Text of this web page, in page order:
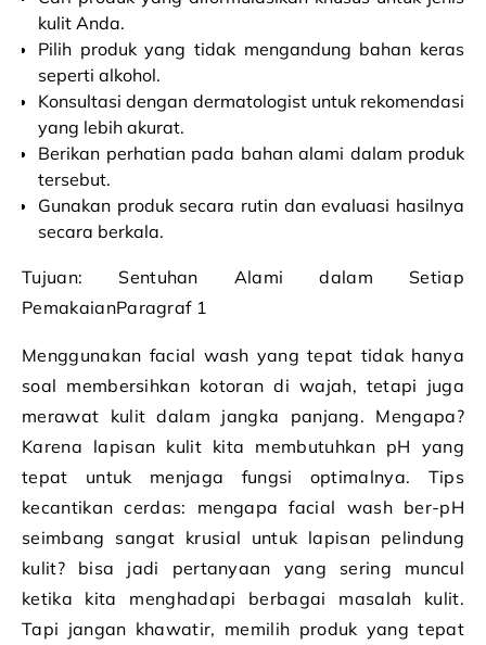
kulit Anda.
Pilih produk yang tidak mengandung bahan keras
seperti alkohol.
Konsultasi dengan dermatologist untuk rekomendasi
yang lebih akurat.
Berikan perhatian pada bahan alami dalam produk
tersebut.
Gunakan produk secara rutin dan evaluasi hasilnya
secara berkala.
Tujuan: Sentuhan Alami dalam Setiap
PemakaianParagraf 1
Menggunakan facial wash yang tepat tidak hanya
soal membersihkan kotoran di wajah, tetapi juga
merawat kulit dalam jangka panjang. Mengapa?
Karena lapisan kulit kita membutuhkan pH yang
tepat untuk menjaga fungsi optimalnya. Tips
kecantikan cerdas: mengapa facial wash ber-pH
seimbang sangat krusial untuk lapisan pelindung
kulit? bisa jadi pertanyaan yang sering muncul
ketika kita menghadapi berbagai masalah kulit.
Tapi jangan khawatir, memilih produk yang tepat